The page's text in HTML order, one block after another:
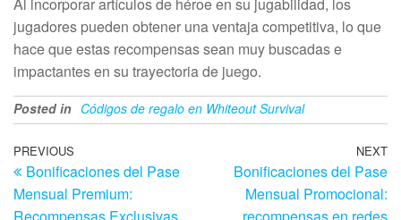
Al incorporar artículos de héroe en su jugabilidad, los
jugadores pueden obtener una ventaja competitiva, lo que
hace que estas recompensas sean muy buscadas e
impactantes en su trayectoria de juego.
Posted in Códigos de regalo en Whiteout Survival
Post
navigation
Previous
Post
PREVIOUS
Bonificaciones del Pase
Mensual Premium:
NEXT
Bonificaciones del Pase
Mensual Promocional: